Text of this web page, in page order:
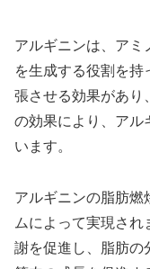
アルギニンは、アミ
を生成する役割を
張させる効果があり
の効果により、アル
います。
アルギニンの脂肪燃
ムによって実現さ
謝を促進し、脂肪の